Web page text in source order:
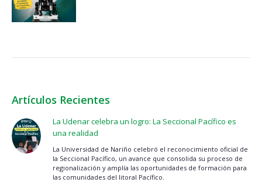
Artículos Recientes
La Udenar celebra un logro: La Seccional Pacífico es
una realidad
La Universidad de Nariño celebró el reconocimiento oficial de
la Seccional Pacífico, un avance que consolida su proceso de
regionalización y amplía las oportunidades de formación para
las comunidades del litoral Pacífico.